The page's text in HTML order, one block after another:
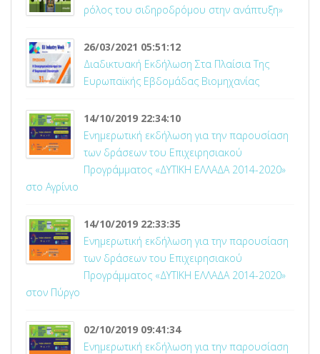
ρόλος του σιδηροδρόμου στην ανάπτυξη»
26/03/2021 05:51:12
Διαδικτυακή Εκδήλωση Στα Πλαίσια Της
Ευρωπαϊκής Εβδομάδας Βιομηχανίας
14/10/2019 22:34:10
Ενημερωτική εκδήλωση για την παρουσίαση
των δράσεων του Επιχειρησιακού
Προγράμματος «ΔΥΤΙΚΗ ΕΛΛΑΔΑ 2014-2020»
στο Αγρίνιο
14/10/2019 22:33:35
Ενημερωτική εκδήλωση για την παρουσίαση
των δράσεων του Επιχειρησιακού
Προγράμματος «ΔΥΤΙΚΗ ΕΛΛΑΔΑ 2014-2020»
στον Πύργο
02/10/2019 09:41:34
Ενημερωτική εκδήλωση για την παρουσίαση